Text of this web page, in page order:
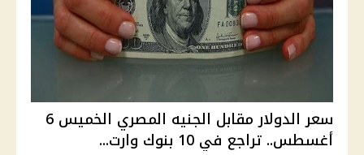
سعر الدولار مقابل الجنيه المصري الخميس 6
أغسطس.. تراجع في 10 بنوك وارت...